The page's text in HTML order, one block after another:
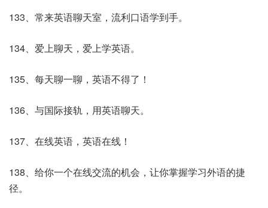
133、常来英语聊天室，流利口语学到手。
134、爱上聊天，爱上学英语。
135、每天聊一聊，英语不得了！
136、与国际接轨，用英语聊天。
137、在线英语，英语在线！
138、给你一个在线交流的机会，让你掌握学习外语的捷
径。